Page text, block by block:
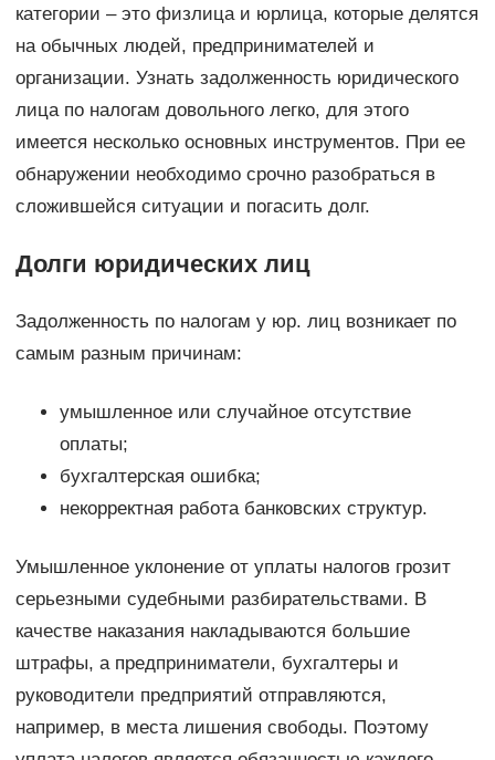
категории – это физлица и юрлица, которые делятся
на обычных людей, предпринимателей и
организации. Узнать задолженность юридического
лица по налогам довольного легко, для этого
имеется несколько основных инструментов. При ее
обнаружении необходимо срочно разобраться в
сложившейся ситуации и погасить долг.
Долги юридических лиц
Задолженность по налогам у юр. лиц возникает по
самым разным причинам:
умышленное или случайное отсутствие
оплаты;
бухгалтерская ошибка;
некорректная работа банковских структур.
Умышленное уклонение от уплаты налогов грозит
серьезными судебными разбирательствами. В
качестве наказания накладываются большие
штрафы, а предприниматели, бухгалтеры и
руководители предприятий отправляются,
например, в места лишения свободы. Поэтому